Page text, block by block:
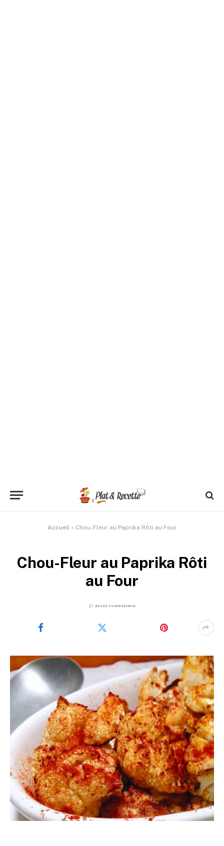
Accueil » Chou-Fleur au Paprika Rôti au Four
Chou-Fleur au Paprika Rôti
au Four
Aucun commentaire